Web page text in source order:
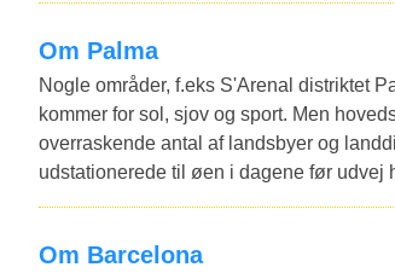
Om Palma
Nogle områder, f.eks S'Arenal distriktet
kommer for sol, sjov og sport. Men
overraskende antal af landsbyer og
udstationerede til øen i dagene før udvej
Om Barcelona